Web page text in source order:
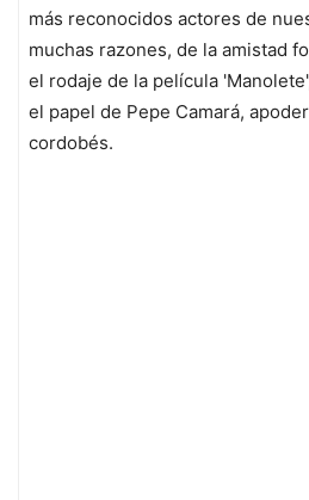
más reconocidos actores de
muchas razones, de la amistad
el rodaje de la película
el papel de Pepe Camará,
cordobés.